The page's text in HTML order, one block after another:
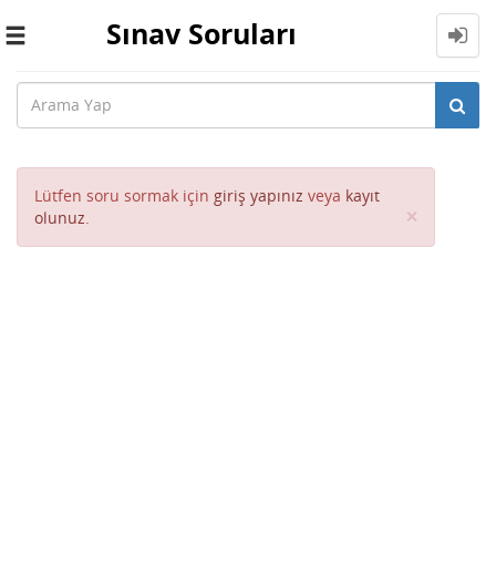
Toggle
Sınav Soruları
Lütfen soru sormak için giriş yapınız veya kayıt
olunuz. ×